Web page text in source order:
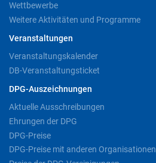
Wettbewerbe
Weitere Aktivitäten und Programme
Veranstaltungen
Veranstaltungskalender
DB-Veranstaltungsticket
DPG-Auszeichnungen
Aktuelle Ausschreibungen
Ehrungen der DPG
DPG-Preise
DPG-Preise mit anderen Organisationen